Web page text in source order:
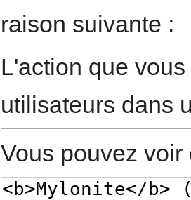
raison suivante :
L'action que
utilisateurs dans
Vous pouvez